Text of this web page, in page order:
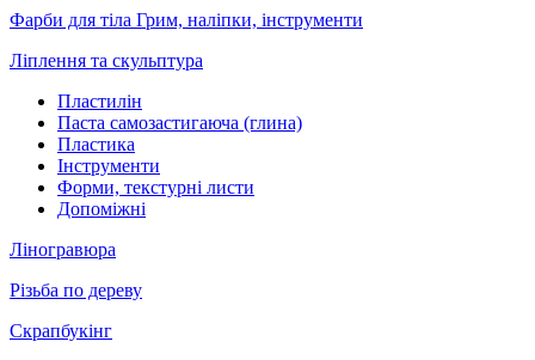
Фарби для тіла Грим, наліпки, інструменти
Ліплення та скульптура
Пластилін
Паста самозастигаюча (глина)
Пластика
Інструменти
Форми, текстурні листи
Допоміжні
Ліногравюра
Різьба по дереву
Скрапбукінг